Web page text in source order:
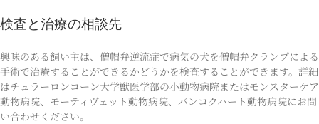
検査と治療の相談先
興味のある飼い主は、僧帽弁逆流症で病気の犬を僧帽弁クランプによる
手術で治療することができるかどうかを検査することができます。詳細
はチュラーロンコーン大学獣医学部の小動物病院またはモンスターケア
動物病院、モーティヴェット動物病院、バンコクハート動物病院にお問
い合わせください。